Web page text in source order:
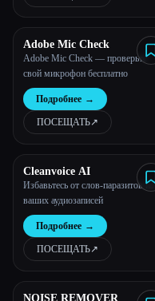
О нас
Esc
Adobe Mic Check
Adobe Mic Check — проверьте
свой микрофон бесплатно
Подробнее →
ПОСЕЩАТЬ↗︎
Cleanvoice AI
Избавьтесь от слов-паразитов из
ваших аудиозаписей
Подробнее →
ПОСЕЩАТЬ↗︎
NOISE REMOVER